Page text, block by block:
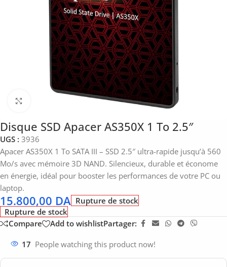
Disque SSD Apacer AS350X 1 To 2.5″
UGS : 3936
Apacer AS350X 1 To SATA III – SSD 2.5″ ultra-rapide jusqu’à 560
Mo/s avec mémoire 3D NAND. Silencieux, durable et économe
en énergie, idéal pour booster les performances de votre PC ou
laptop.
15.800,00 DA Rupture de stock
Rupture de stock
Compare
Add to wishlistPartager:
17 People watching this product now!